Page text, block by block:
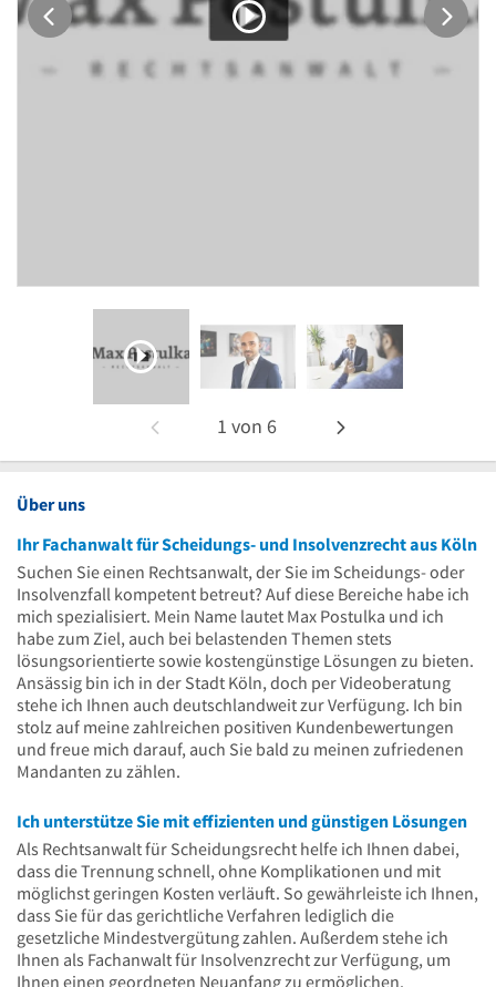
1 von 6
Über uns
Ihr Fachanwalt für Scheidungs- und Insolvenzrecht aus Köln
Suchen Sie einen Rechtsanwalt, der Sie im Scheidungs- oder
Insolvenzfall kompetent betreut? Auf diese Bereiche habe ich
mich spezialisiert. Mein Name lautet Max Postulka und ich
habe zum Ziel, auch bei belastenden Themen stets
lösungsorientierte sowie kostengünstige Lösungen zu bieten.
Ansässig bin ich in der Stadt Köln, doch per Videoberatung
stehe ich Ihnen auch deutschlandweit zur Verfügung. Ich bin
stolz auf meine zahlreichen positiven Kundenbewertungen
und freue mich darauf, auch Sie bald zu meinen zufriedenen
Mandanten zu zählen.
Ich unterstütze Sie mit effizienten und günstigen Lösungen
Als Rechtsanwalt für Scheidungsrecht helfe ich Ihnen dabei,
dass die Trennung schnell, ohne Komplikationen und mit
möglichst geringen Kosten verläuft. So gewährleiste ich Ihnen,
dass Sie für das gerichtliche Verfahren lediglich die
gesetzliche Mindestvergütung zahlen. Außerdem stehe ich
Ihnen als Fachanwalt für Insolvenzrecht zur Verfügung, um
Ihnen einen geordneten Neuanfang zu ermöglichen.